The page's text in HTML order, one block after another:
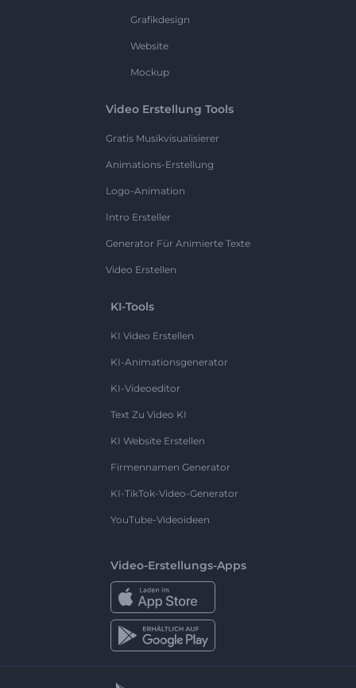
Grafikdesign
Website
Mockup
Video Erstellung Tools
Gratis Musikvisualisierer
Animations-Erstellung
Logo-Animation
Intro Ersteller
Generator Für Animierte Texte
Video Erstellen
KI-Tools
KI Video Erstellen
KI-Animationsgenerator
KI-Videoeditor
Text Zu Video KI
KI Website Erstellen
Firmennamen Generator
KI-TikTok-Video-Generator
YouTube-Videoideen
Video-Erstellungs-Apps